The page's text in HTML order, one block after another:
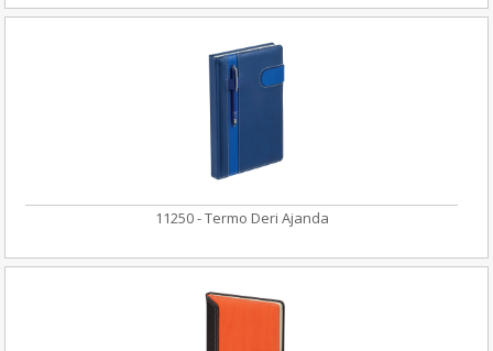
11250 - Termo Deri Ajanda